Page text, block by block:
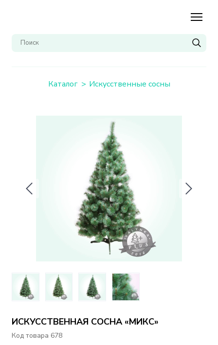
Каталог Искусственные сосны
ИСКУССТВЕННАЯ СОСНА «МИКС»
Код товара 678